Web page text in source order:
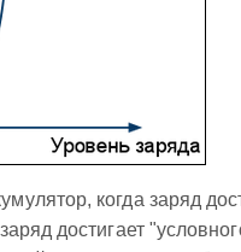
когда заряд
достигает